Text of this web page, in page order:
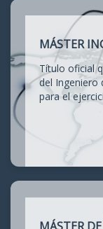
MÁSTER
Título oficial
del Ingeniero
para el